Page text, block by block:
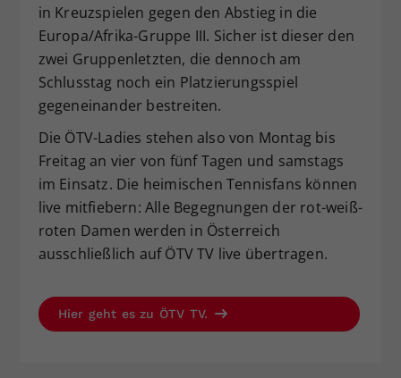
in Kreuzspielen gegen den Abstieg in die
Europa/Afrika-Gruppe III. Sicher ist dieser den
zwei Gruppenletzten, die dennoch am
Schlusstag noch ein Platzierungsspiel
gegeneinander bestreiten.
Die ÖTV-Ladies stehen also von Montag bis
Freitag an vier von fünf Tagen und samstags
im Einsatz. Die heimischen Tennisfans können
live mitfiebern: Alle Begegnungen der rot-weiß-
roten Damen werden in Österreich
ausschließlich auf ÖTV TV live übertragen.
Hier geht es zu ÖTV TV.